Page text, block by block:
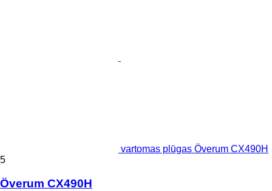
vartomas plūgas Överum CX490H
5
Överum CX490H